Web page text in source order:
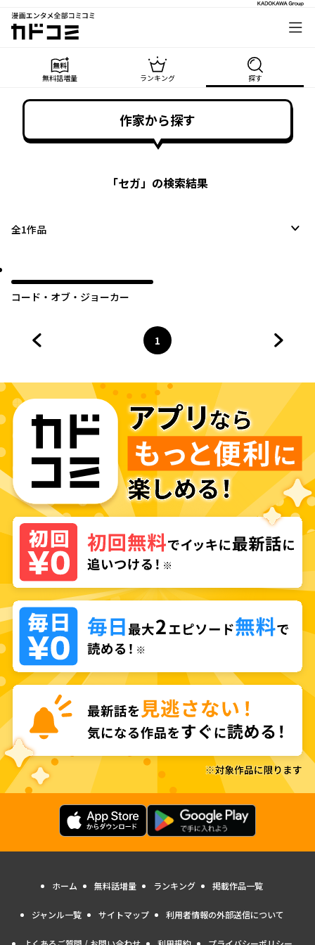
漫画エンタメ全部コミコミ
カドコミ
無料話増量 ランキング 探す
作家から探す
「セガ」の検索結果
全1作品
コード・オブ・ジョーカー
ページ
1
へ
ホーム 無料話増量 ランキング 掲載作品一覧
ジャンル一覧 サイトマップ 利用者情報の外部送信について